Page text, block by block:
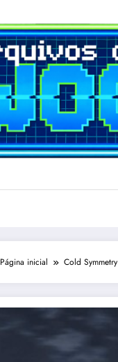
Página inicial Cold Symmetry